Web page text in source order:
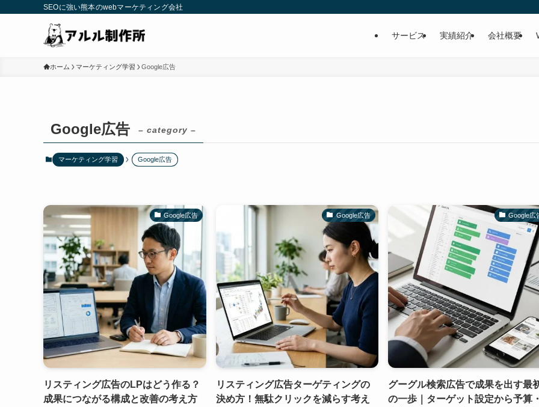
SEOに強い熊本のwebマーケティング会社
サービス 実績紹介 会社概要
ホーム マーケティング学習 Google広告
Google広告 – category –
マーケティング学習 Google広告
Google広告
リスティング広告のLPはどう作る？
成果につながる構成と改善の考え方
Google広告
リスティング広告ターゲティングの
決め方！無駄クリックを減らす考え
Google広
グーグル検索広告で成果を出す最
の一歩｜ターゲット設定から予算